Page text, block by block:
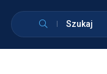
Szukaj